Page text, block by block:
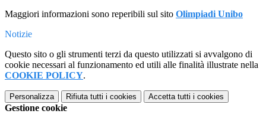
Maggiori informazioni sono reperibili sul sito Olimpiadi Unibo
Notizie
Questo sito o gli strumenti terzi da questo utilizzati si avvalgono di
cookie necessari al funzionamento ed utili alle finalità illustrate nella
COOKIE POLICY.
Personalizza Rifiuta tutti i cookies Accetta tutti i cookies
Gestione cookie